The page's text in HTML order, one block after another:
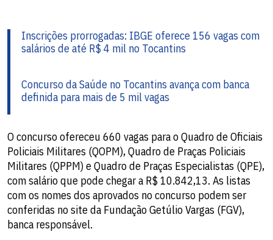
Inscrições prorrogadas: IBGE oferece 156 vagas com
salários de até R$ 4 mil no Tocantins
Concurso da Saúde no Tocantins avança com banca
definida para mais de 5 mil vagas
O concurso ofereceu 660 vagas para o Quadro de Oficiais
Policiais Militares (QOPM), Quadro de Praças Policiais
Militares (QPPM) e Quadro de Praças Especialistas (QPE),
com salário que pode chegar a R$ 10.842,13. As listas
com os nomes dos aprovados no concurso podem ser
conferidas no site da Fundação Getúlio Vargas (FGV),
banca responsável.